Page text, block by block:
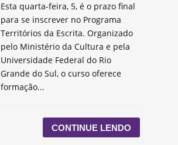
Esta quarta-feira, 5, é o prazo final
para se inscrever no Programa
Territórios da Escrita. Organizado
pelo Ministério da Cultura e pela
Universidade Federal do Rio
Grande do Sul, o curso oferece
formação...
CONTINUE LENDO